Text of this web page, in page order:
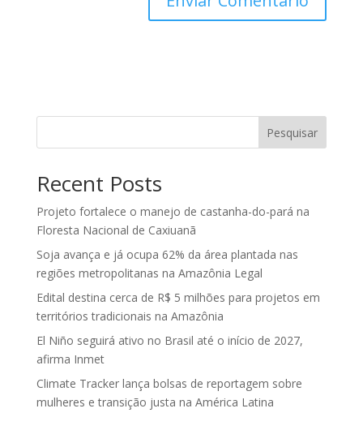
Pesquisar
Recent Posts
Projeto fortalece o manejo de castanha-do-pará na
Floresta Nacional de Caxiuanã
Soja avança e já ocupa 62% da área plantada nas
regiões metropolitanas na Amazônia Legal
Edital destina cerca de R$ 5 milhões para projetos em
territórios tradicionais na Amazônia
El Niño seguirá ativo no Brasil até o início de 2027,
afirma Inmet
Climate Tracker lança bolsas de reportagem sobre
mulheres e transição justa na América Latina